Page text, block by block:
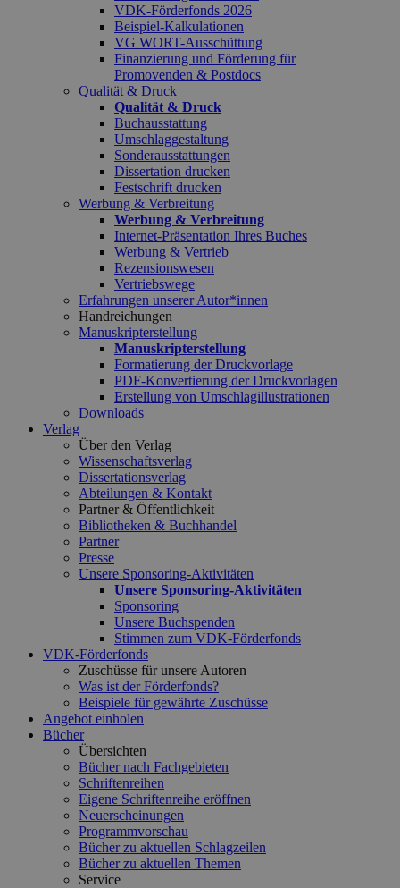
VDK-Förderfonds 2026
Beispiel-Kalkulationen
VG WORT-Ausschüttung
Finanzierung und Förderung für
Promovenden & Postdocs
Qualität & Druck
Qualität & Druck
Buchausstattung
Umschlaggestaltung
Sonderausstattungen
Dissertation drucken
Festschrift drucken
Werbung & Verbreitung
Werbung & Verbreitung
Internet-Präsentation Ihres Buches
Werbung & Vertrieb
Rezensionswesen
Vertriebswege
Erfahrungen unserer Autor*innen
Handreichungen
Manuskripterstellung
Manuskripterstellung
Formatierung der Druckvorlage
PDF-Konvertierung der Druckvorlagen
Erstellung von Umschlagillustrationen
Downloads
Verlag
Über den Verlag
Wissenschaftsverlag
Dissertationsverlag
Abteilungen & Kontakt
Partner & Öffentlichkeit
Bibliotheken & Buchhandel
Partner
Presse
Unsere Sponsoring-Aktivitäten
Unsere Sponsoring-Aktivitäten
Sponsoring
Unsere Buchspenden
Stimmen zum VDK-Förderfonds
VDK-Förderfonds
Zuschüsse für unsere Autoren
Was ist der Förderfonds?
Beispiele für gewährte Zuschüsse
Angebot einholen
Bücher
Übersichten
Bücher nach Fachgebieten
Schriftenreihen
Eigene Schriftenreihe eröffnen
Neuerscheinungen
Programmvorschau
Bücher zu aktuellen Schlagzeilen
Bücher zu aktuellen Themen
Service